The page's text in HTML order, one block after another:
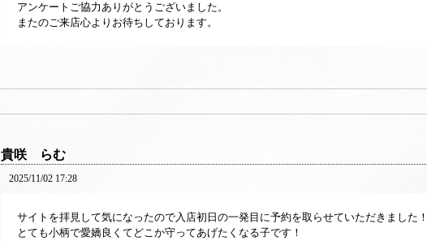
アンケートご協力ありがとうございました。
またのご来店心よりお待ちしております。
貴咲 らむ
2025/11/02 17:28
サイトを拝見して気になったので入店初日の一発目に予約を取らせていただきました
とても小柄で愛嬌良くてどこか守ってあげたくなる子です！